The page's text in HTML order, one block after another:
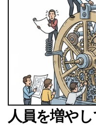
人員を増や